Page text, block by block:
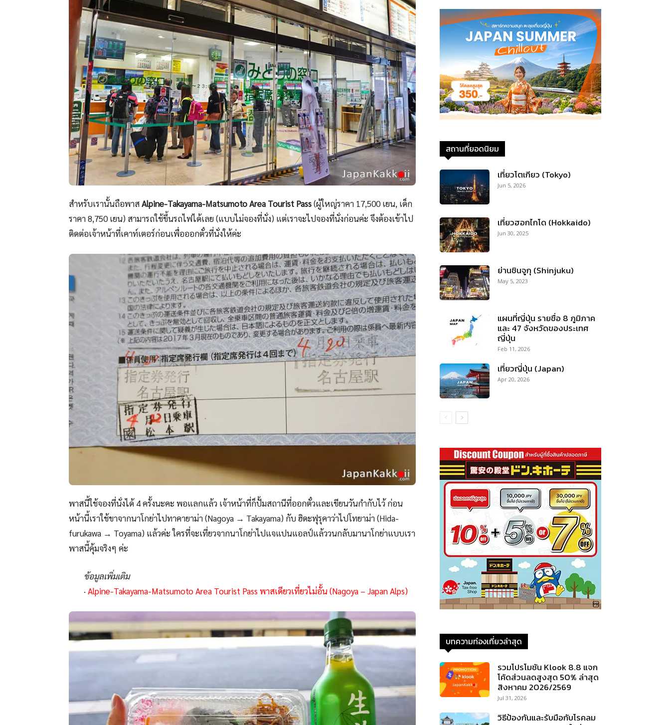
สำหรับเรานั้นถือพาสAlpine-Takayama-Matsumoto Area Tourist Pass(ผู้ใหญ่ราคา 17,500 เยน, เด็ก
ราคา 8,750 เยน) สามารถใช้ขึ้นรถไฟได้เลย (แบบไม่จองที่นั่ง) แต่เราจะไปจองที่นั่งก่อนค่ะ จึงต้องเข้าไป
ติดต่อเจ้าหน้าที่เคาท์เตอร์ก่อนเพื่อออกตั๋วที่นั่งให้ค่ะ
พาสนี้ใช้จองที่นั่งได้ 4 ครั้งนะคะ พอแลกแล้ว เจ้าหน้าที่ก็ปั้มสถานีที่ออกตั๋วและเขียนวันกำกับไว้ ก่อน
หน้านี้เราใช้ขาจากนาโกย่าไปทาคายาม่า (Nagoya → Takayama) กับ ฮิดะฟุรุคาว่าไปโทยาม่า (Hida-
furukawa → Toyama) แล้วค่ะ ใครที่จะเที่ยวจากนาโกย่าไปแจแปนแอลป์แล้ววนกลับมานาโกย่าแบบเรา
พาสนี้คุ้มจริงๆ ค่ะ
ข้อมูลเพิ่มเติม
· Alpine-Takayama-Matsumoto Area Tourist Pass พาสเดียวเที่ยวไม่อั้น (Nagoya – Japan Alps)
สถานที่ยอดนิยม
เที่ยวโตเกียว (Tokyo)
Jun 5, 2026
เที่ยวฮอกไกโด (Hokkaido)
Jun 30, 2025
ย่านชินจูกุ (Shinjuku)
May 5, 2023
แผนที่ญี่ปุ่น รายชื่อ 8 ภูมิภาค
และ 47 จังหวัดของประเทศ
ญี่ปุ่น
Feb 11, 2026
เที่ยวญี่ปุ่น (Japan)
Apr 20, 2026
บทความท่องเที่ยวล่าสุด
รวมโปรโมชัน Klook 8.8 แจก
โค้ดส่วนลดสูงสุด 50% ล่าสุด
สิงหาคม 2026/2569
Jul 31, 2026
วิธีป้องกันและรับมือกับโรคลม